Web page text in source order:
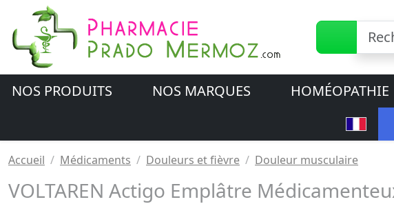
NOS PRODUITS NOS MARQUES
HOMÉOPATHIE
Accueil Médicaments Douleurs et fièvre Douleur musculaire
VOLTAREN Actigo Emplâtre